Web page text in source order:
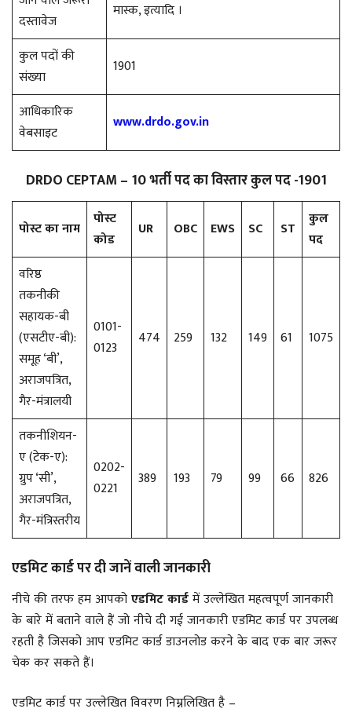
दस्तावेज
मास्क, इत्यादि ।
कुल पदों की
संख्या
1901
आधिकारिक
वेबसाइट
www.drdo.gov.in
DRDO CEPTAM – 10 भर्ती पद का विस्तारकुल पद -1901
पोस्ट का नाम
पोस्ट
कोड
UR OBC EWS SC ST
कुल
पद
वरिष्ठ
तकनीकी
सहायक-बी
(एसटीए-बी):
समूह ‘बी’,
अराजपत्रित,
गैर-मंत्रालयी
0101-
0123
474 259 132 149 61 1075
तकनीशियन-
ए (टेक-ए):
ग्रुप ‘सी’,
अराजपत्रित,
गैर-मंत्रिस्तरीय
0202-
0221
389 193 79 99 66 826
एडमिट कार्ड पर दी जानें वाली जानकारी
नीचे की तरफ हम आपकोएडमिट कार्डमें उल्लेखित महत्वपूर्ण जानकारी
के बारे में बताने वाले हैं जो नीचे दी गई जानकारी एडमिट कार्ड पर उपलब्ध
रहती है जिसको आप एडमिट कार्ड डाउनलोड करने के बाद एक बार जरूर
चेक कर सकते हैं।
एडमिट कार्ड पर उल्लेखित विवरण निम्नलिखित है –